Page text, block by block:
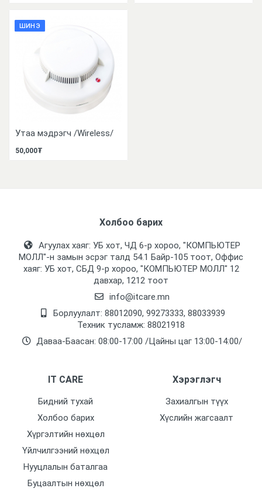
ШИНЭ
Утаа мэдрэгч /Wireless/
50,000₮
Холбоо барих
Агуулах хаяг: УБ хот, ЧД 6-р хороо, "КОМПЬЮТЕР
МОЛЛ᠌"-н замын эсрэг талд 54.1 Байр-105 тоот, Оффис
хаяг: УБ хот, СБД 9-р хороо, "КОМПЬЮТЕР МОЛЛ᠌" 12
давхар, 1212 тоот
info@itcare.mn
Борлуулалт: 88012090, 99273333, 88033939
Техник тусламж: 88021918
Даваа-Баасан: 08:00-17:00 /Цайны цаг 13:00-14:00/
IT CARE
Бидний тухай
Холбоо барих
Хүргэлтийн нөхцөл
Үйлчилгээний нөхцөл
Нууцлалын баталгаа
Буцаалтын нөхцөл
Хэрэглэгч
Захиалгын түүх
Хүслийн жагсаалт